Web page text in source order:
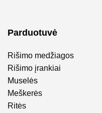
Parduotuvė
Rišimo medžiagos
Rišimo įrankiai
Muselės
Meškerės
Ritės